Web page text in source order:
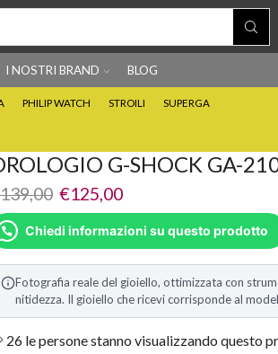
I NOSTRI BRAND BLOG
PHILIP WATCH STROILI SUPERGA
G-SHOCK GA-
139,00 €125,00
Chiedi informazioni su questo prodotto
Fotografia reale del gioiello, ottimizzata con
nitidezza. Il gioiello che ricevi corrisponde al
26 le persone stanno visualizzando questo